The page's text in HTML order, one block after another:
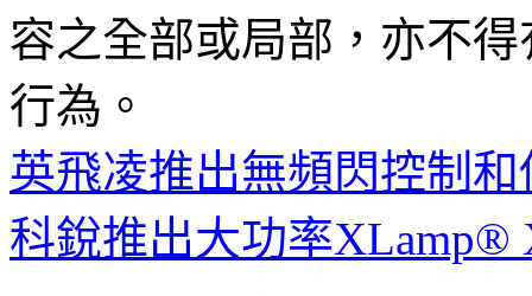
容之全部或局部，亦不
行為。
英飛凌推出無頻閃控制
科銳推出大功率XLamp®